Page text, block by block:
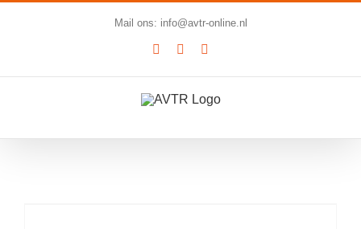
Mail ons: info@avtr-online.nl
YouTubeLinkedIn